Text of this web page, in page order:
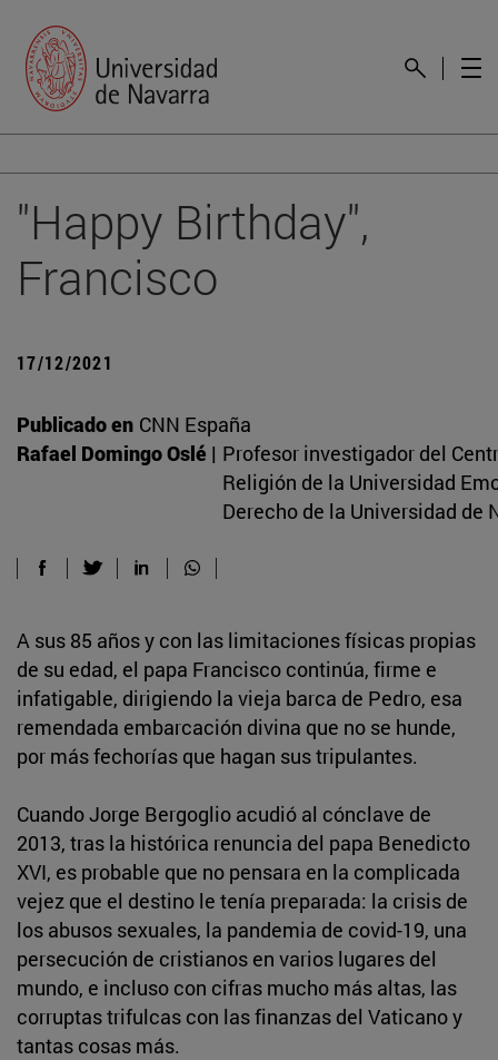
"Happy Birthday",
Francisco
17/12/2021
Publicado en CNN España
Rafael Domingo Oslé | Profesor investigador del
Religión de la Universidad
Derecho de la Universidad de
A sus 85 años y con las limitaciones físicas propias
de su edad, el papa Francisco continúa, firme e
infatigable, dirigiendo la vieja barca de Pedro, esa
remendada embarcación divina que no se hunde,
por más fechorías que hagan sus tripulantes.
Cuando Jorge Bergoglio acudió al cónclave de
2013, tras la histórica renuncia del papa Benedicto
XVI, es probable que no pensara en la complicada
vejez que el destino le tenía preparada: la crisis de
los abusos sexuales, la pandemia de covid-19, una
persecución de cristianos en varios lugares del
mundo, e incluso con cifras mucho más altas, las
corruptas trifulcas con las finanzas del Vaticano y
tantas cosas más.